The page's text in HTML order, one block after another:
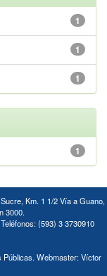
1
1
1
1
Km. 1 1/2 Vía a Guano,
3000.
(593) 3 3730910
Webmaster: Víctor